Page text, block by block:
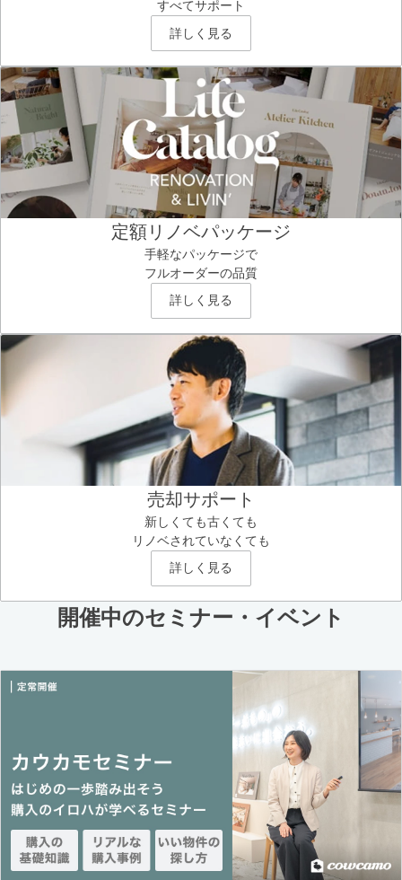
すべてサポート
詳しく見る
定額リノベパッケージ
手軽なパッケージで
フルオーダーの品質
詳しく見る
売却サポート
新しくても古くても
リノベされていなくても
詳しく見る
開催中のセミナー・イベント